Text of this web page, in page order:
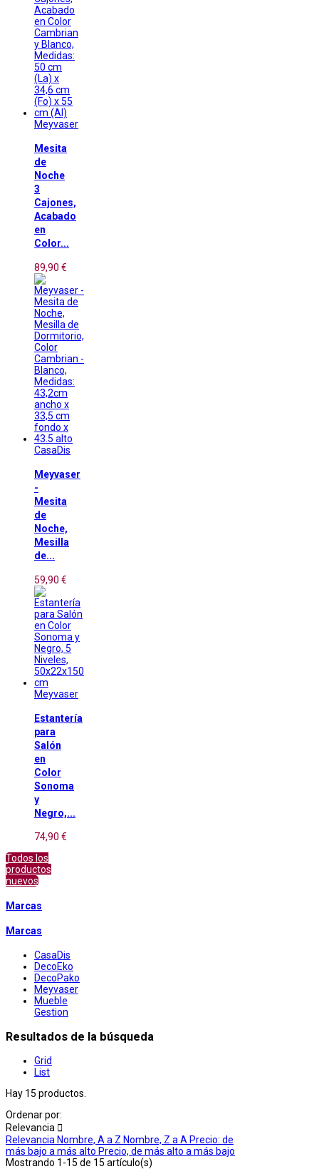
Meyvaser
Mesita
de
Noche
3
Cajones,
Acabado
en
Color...
89,90 €
CasaDis
Meyvaser
-
Mesita
de
Noche,
Mesilla
de...
59,90 €
Meyvaser
Estantería
para
Salón
en
Color
Sonoma
y
Negro,...
74,90 €
Todos los
productos
nuevos
Marcas
Marcas
CasaDis
DecoEko
DecoPako
Meyvaser
Mueble
Gestion
Resultados de la búsqueda
Grid
List
Hay 15 productos.
Ordenar por:
Relevancia 
Relevancia Nombre, A a Z Nombre, Z a A Precio: de
más bajo a más alto Precio, de más alto a más bajo
Mostrando 1-15 de 15 artículo(s)